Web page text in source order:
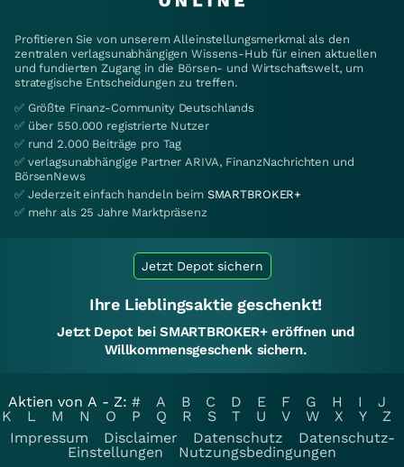
Profitieren Sie von unserem Alleinstellungsmerkmal als den
zentralen verlagsunabhängigen Wissens-Hub für einen aktuellen
und fundierten Zugang in die Börsen- und Wirtschaftswelt, um
strategische Entscheidungen zu treffen.
✅ Größte Finanz-Community Deutschlands
✅ über 550.000 registrierte Nutzer
✅ rund 2.000 Beiträge pro Tag
✅ verlagsunabhängige Partner ARIVA, FinanzNachrichten und
BörsenNews
✅ Jederzeit einfach handeln beim SMARTBROKER+
✅ mehr als 25 Jahre Marktpräsenz
Jetzt Depot sichern
Ihre Lieblingsaktie geschenkt!
Jetzt Depot bei SMARTBROKER+ eröffnen und
Willkommensgeschenk sichern.
Aktien von A - Z: # A B C D E F G H I
J
K
L M N O P Q R S T U V W X Y
Z
Impressum
Disclaimer Datenschutz
Datenschutz-
Einstellungen
Nutzungsbedingungen